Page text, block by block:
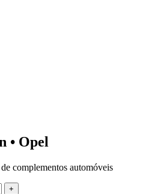
• Opel
complementos automóveis
+